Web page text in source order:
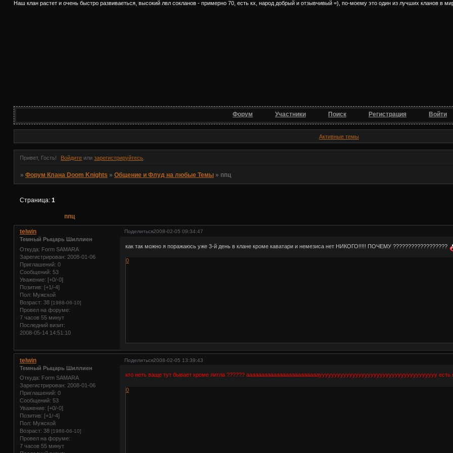
Наш клан растет и очень быстро развиваеться, высокий лвл сокланов - примерно 70, есть кх, народ добрый и отзывчивый =), по-моему это один из лучших кланов в
Форум Участники Поиск Регистрация Войти
Активные темы
Привет, Гость! Войдите илизарегистрируйтесь
» Форум Клана Doom Knights » Общение и Флуд на любые Темы » ппц
ппц
Страница: 1
Поделиться2008-02-05 09:34:47
telwin
Темный Рыцарь Шиллиен
Откуда: Form SAMARA
Зарегистрирован: 2008-01-06
Приглашений: 0
Сообщений: 53
Уважение: [+0/-0]
Позитив: [+1/-4]
Пол: Мужской
Возраст: 38 [1988-06-10]
Провел на форуме:
7 часов 55 минут
Последний визит:
2008-05-14 14:51:10
как так можно я поражаюсь уже 3-й день в клане кроме каватари и немезиса нет НИКОГО!!!!! ПОЧЕМУ ??????????????????
0
Поделиться2008-02-05 13:39:43
telwin
Темный Рыцарь Шиллиен
Откуда: Form SAMARA
Зарегистрирован: 2008-01-06
Приглашений: 0
Сообщений: 53
Уважение: [+0/-0]
Позитив: [+1/-4]
Пол: Мужской
Возраст: 38 [1988-06-10]
Провел на форуме:
7 часов 55 минут
кто неть ваще тут бывает кроме литла ?????? ааааааааааааааааааааааааууууууууууууууууууууууууууууууууууууууу есть
0